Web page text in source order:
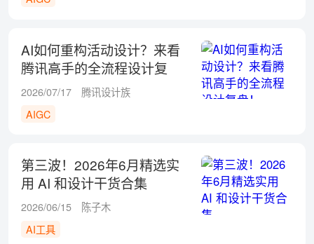
AI如何重构活动设计？来看
腾讯高手的全流程设计复
盘！
2026/07/17
腾讯设计族
AIGC
第三波！2026年6月精选实
用 AI 和设计干货合集
2026/06/15
陈子木
AI工具